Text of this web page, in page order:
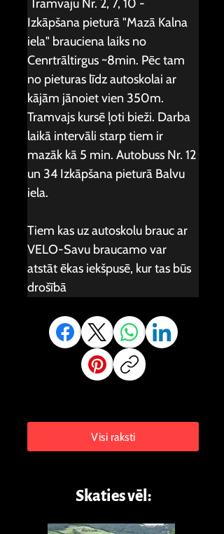
Izkāpšana pieturā "Mazā Kalna
iela" brauciena laiks no
Cenrtrāltirgus ~8min. Pēc tam
no pieturas līdz autoskolai ar
kājām jānoiet vien 350m.
Tramvajs kursē ļoti bieži. Darba
laikā intervāli starp tiem ir
mazāk kā 5 min. Autobuss Nr. 12
un 34 Izkāpšana pieturā Balvu
iela.
Tiem kas uz autoskolu brauc ar
VELO-Savu braucamo var
atstāt ēkas iekšpusē, kur tas būs
drošībā
Visi raksti
Skaties vēl:​​